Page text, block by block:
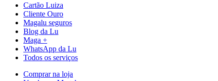
Cartão Luiza
Cliente Ouro
Magalu seguros
Blog da Lu
Maga +
WhatsApp da Lu
Todos os serviços
Comprar na loja